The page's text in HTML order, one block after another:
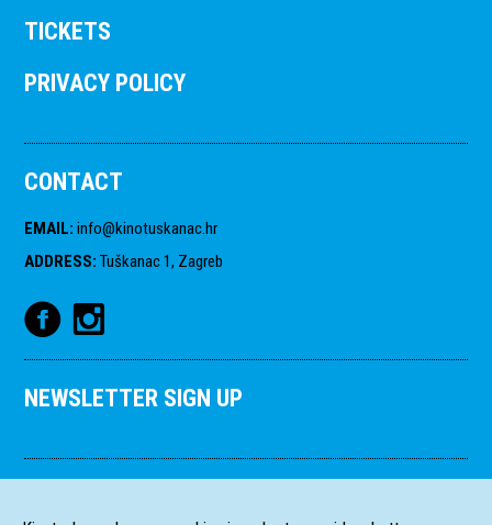
TICKETS
PRIVACY POLICY
CONTACT
EMAIL: info@kinotuskanac.hr
ADDRESS: Tuškanac 1, Zagreb
NEWSLETTER SIGN UP